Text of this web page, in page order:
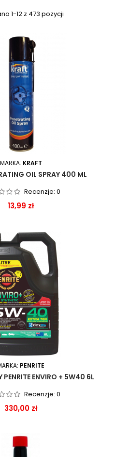
1-12 z 473 pozycji
MARKA: KRAFT
OIL SPRAY 400 ML
Recenzje: 0
Cena
13,99 zł
PENRITE
PENRITE ENVIRO + 5W40 6L
Recenzje: 0
Cena
330,00 zł